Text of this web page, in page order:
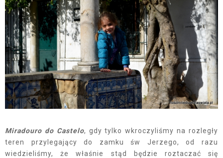
Miradouro do Castelo, gdy tylko wkroczyliśmy na rozległy
teren przylegający do zamku św Jerzego, od razu
wiedzieliśmy, że właśnie stąd będzie roztaczać się